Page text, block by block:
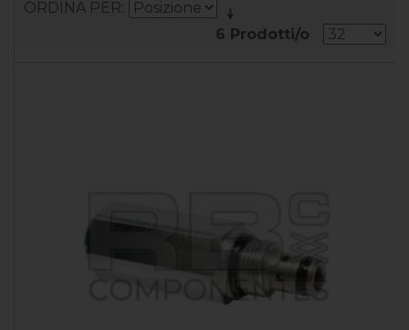
ORDINA PER
6 Prodotti/o